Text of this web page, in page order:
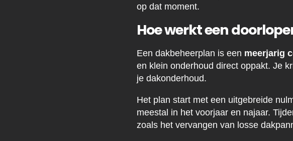
op dat moment.
Hoe werkt een
Een dakbeheerplan is een meerjarig
en klein onderhoud direct oppakt. Je
je dakonderhoud.
Het plan start met een uitgebreide
meestal in het voorjaar en najaar.
zoals het vervangen van losse